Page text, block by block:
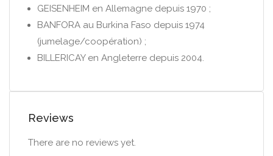
GEISENHEIM en Allemagne depuis 1970 ;
BANFORA au Burkina Faso depuis 1974
(jumelage/coopération) ;
BILLERICAY en Angleterre depuis 2004.
Reviews
There are no reviews yet.